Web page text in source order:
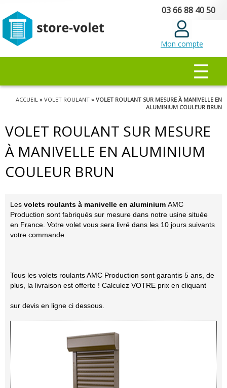
principal
03 66 88 40 50
Mon compte
☰
Vous êtes ici
ACCUEIL » VOLET ROULANT » VOLET ROULANT SUR MESURE À MANIVELLE EN
ALUMINIUM COULEUR BRUN
VOLET ROULANT SUR MESURE
À MANIVELLE EN ALUMINIUM
COULEUR BRUN
Les volets roulants à manivelle en aluminium AMC
Production sont fabriqués sur mesure dans notre usine située
en France. Votre volet vous sera livré dans les 10 jours suivants
votre commande.
Tous les volets roulants AMC Production sont garantis 5 ans, de
plus, la livraison est offerte ! Calculez VOTRE prix en cliquant
sur devis en ligne ci dessous.